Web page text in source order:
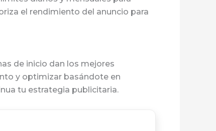
el rendimiento del anuncio para
de inicio dan los mejores
y optimizar basándote en
tu estrategia publicitaria.